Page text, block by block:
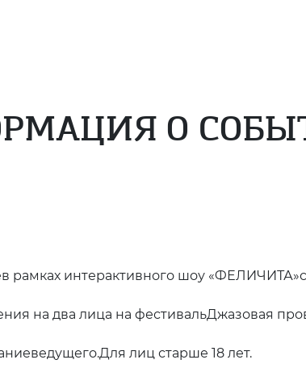
О
интерактивного шоу «ФЕЛИЧИТА»с
на два лица на фестивальДжазовая
лиц старше 18 лет.